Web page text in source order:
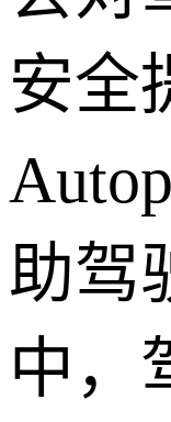
安全
助驾
中，